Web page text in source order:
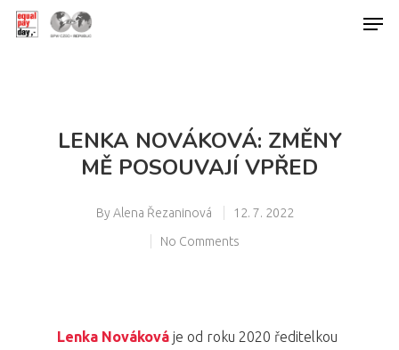
LENKA NOVÁKOVÁ: ZMĚNY
MĚ POSOUVAJÍ VPŘED
By Alena Řezaninová
12. 7. 2022
No Comments
Lenka Nováková je od roku 2020 ředitelkou